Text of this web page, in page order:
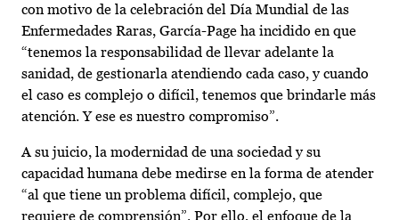
con motivo de la celebración del Día Mundial de las
Enfermedades Raras, García-Page ha incidido en que
“tenemos la responsabilidad de llevar adelante la
sanidad, de gestionarla atendiendo cada caso, y cuando
el caso es complejo o difícil, tenemos que brindarle más
atención. Y ese es nuestro compromiso”.
A su juicio, la modernidad de una sociedad y su
capacidad humana debe medirse en la forma de atender
“al que tiene un problema difícil, complejo, que
requiere de comprensión”. Por ello, el enfoque de la